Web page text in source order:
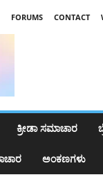
FORUMS CONTACT
ಕ್ರೀಡಾ ಸಮಾಚಾರ
ಅಂಕಣಗಳು